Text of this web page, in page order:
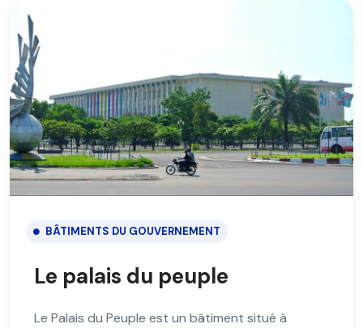
BÂTIMENTS DU GOUVERNEMENT
Le palais du peuple
Le Palais du Peuple est un bâtiment situé à